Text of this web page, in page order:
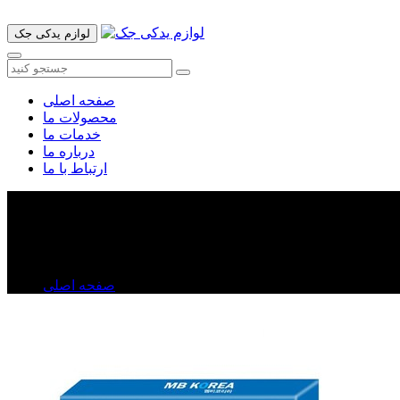
لوازم یدکی جک
صفحه اصلی
محصولات ما
خدمات ما
درباره ما
ارتباط با ما
صفحه اصلی